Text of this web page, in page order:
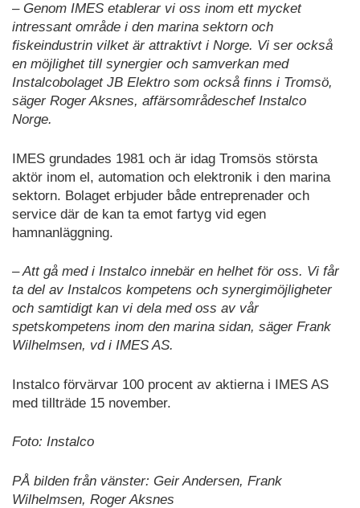
– Genom IMES etablerar vi oss inom ett mycket
intressant område i den marina sektorn och
fiskeindustrin vilket är attraktivt i Norge. Vi ser också
en möjlighet till synergier och samverkan med
Instalcobolaget JB Elektro som också finns i Tromsö,
säger Roger Aksnes, affärsområdeschef Instalco
Norge.
IMES grundades 1981 och är idag Tromsös största
aktör inom el, automation och elektronik i den marina
sektorn. Bolaget erbjuder både entreprenader och
service där de kan ta emot fartyg vid egen
hamnanläggning.
– Att gå med i Instalco innebär en helhet för oss. Vi får
ta del av Instalcos kompetens och synergimöjligheter
och samtidigt kan vi dela med oss av vår
spetskompetens inom den marina sidan, säger Frank
Wilhelmsen, vd i IMES AS.
Instalco förvärvar 100 procent av aktierna i IMES AS
med tillträde 15 november.
Foto: Instalco
PÅ bilden från vänster: Geir Andersen, Frank
Wilhelmsen, Roger Aksnes